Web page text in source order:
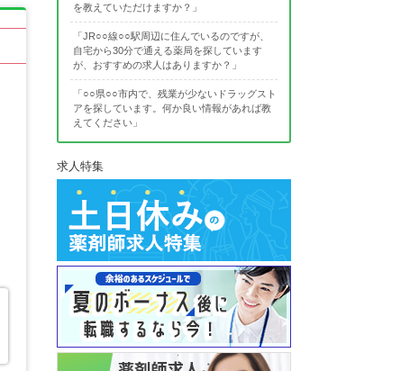
を教えていただけますか？」
「JR○○線○○駅周辺に住んでいるのですが、
自宅から30分で通える薬局を探しています
が、おすすめの求人はありますか？」
「○○県○○市内で、残業が少ないドラッグスト
アを探しています。何か良い情報があれば教
えてください」
求人特集